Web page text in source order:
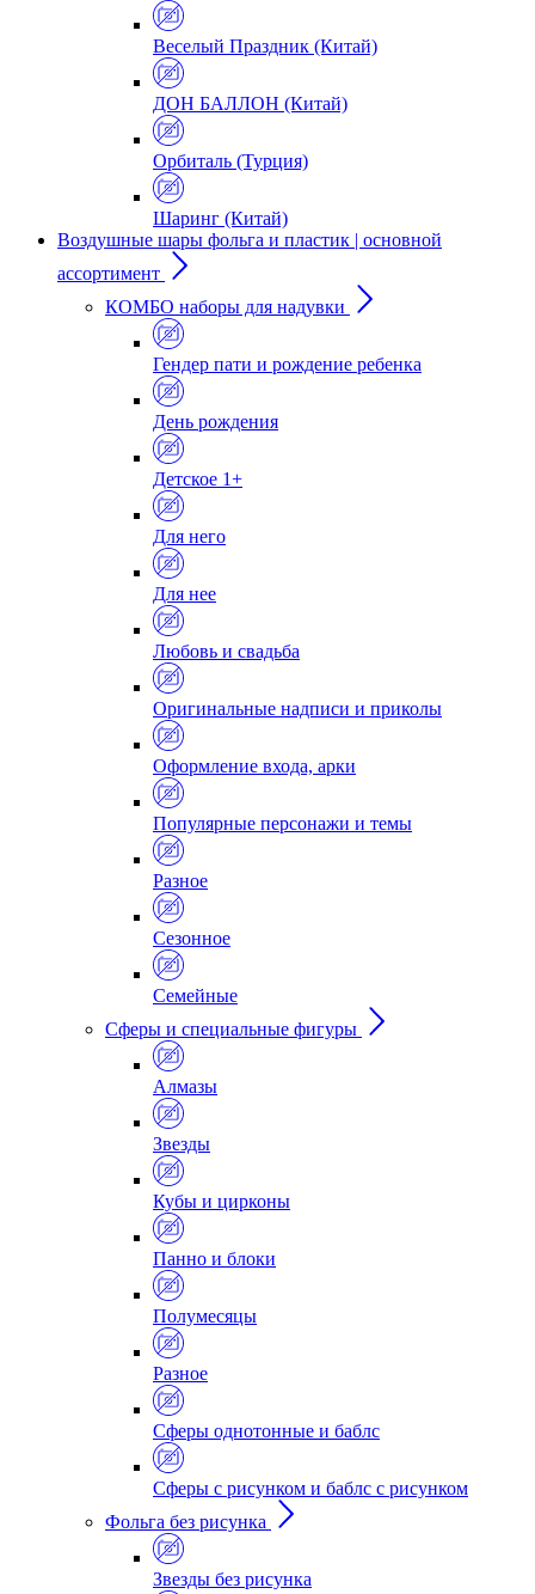
Веселый Праздник (Китай)
ДОН БАЛЛОН (Китай)
Орбиталь (Турция)
Шаринг (Китай)
Воздушные шары фольга и пластик | основной
ассортимент
КОМБО наборы для надувки
Гендер пати и рождение ребенка
День рождения
Детское 1+
Для него
Для нее
Любовь и свадьба
Оригинальные надписи и приколы
Оформление входа, арки
Популярные персонажи и темы
Разное
Сезонное
Семейные
Сферы и специальные фигуры
Алмазы
Звезды
Кубы и цирконы
Панно и блоки
Полумесяцы
Разное
Сферы однотонные и баблс
Сферы с рисунком и баблс с рисунком
Фольга без рисунка
Звезды без рисунка